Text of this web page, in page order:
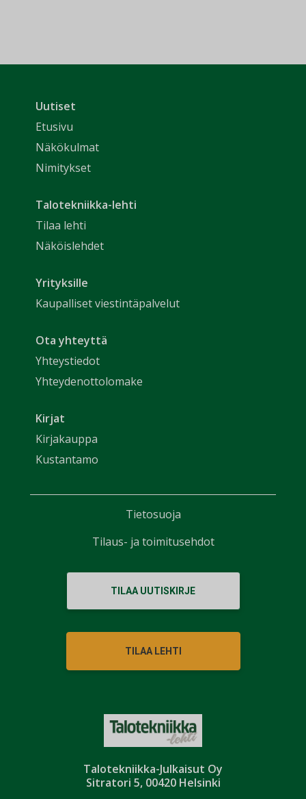
Talotekniikka-Julkaisut Oy
Sitratori 5, 00420 Helsinki
Uutiset
Etusivu
Näkökulmat
Nimitykset
Talotekniikka-lehti
Tilaa lehti
Näköislehdet
Yrityksille
Kaupalliset viestintäpalvelut
Ota yhteyttä
Yhteystiedot
Yhteydenottolomake
Kirjat
Kirjakauppa
Kustantamo
TILAA UUTISKIRJE
TILAA LEHTI
Tietosuoja
Tilaus- ja toimitusehdot